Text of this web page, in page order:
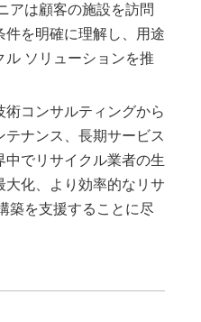
アは顧客の施設を訪問
を明確に理解し、用途
ル ソリューションを推
術コンサルティングから
ナンス、長期サービス
でリサイクル業者の生
大化、より効率的なリサ
築を支援することに尽